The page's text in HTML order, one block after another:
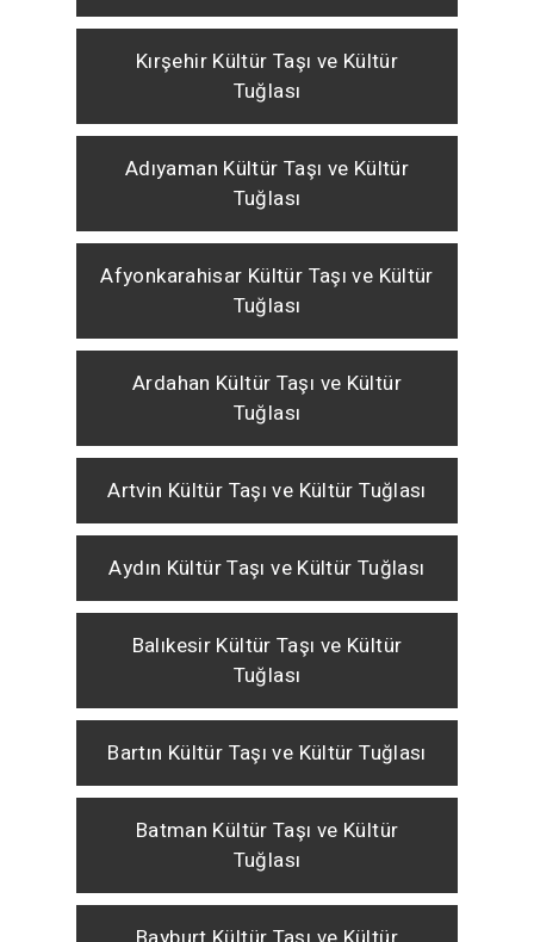
Kırşehir Kültür Taşı ve Kültür
Tuğlası
Adıyaman Kültür Taşı ve Kültür
Tuğlası
Afyonkarahisar Kültür Taşı ve Kültür
Tuğlası
Ardahan Kültür Taşı ve Kültür
Tuğlası
Artvin Kültür Taşı ve Kültür Tuğlası
Aydın Kültür Taşı ve Kültür Tuğlası
Balıkesir Kültür Taşı ve Kültür
Tuğlası
Bartın Kültür Taşı ve Kültür Tuğlası
Batman Kültür Taşı ve Kültür
Tuğlası